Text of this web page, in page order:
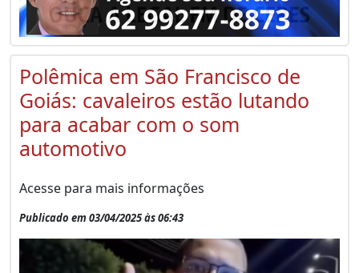
Polêmica em São Francisco de
Goiás: cavaleiros estão lutando
para acabar com o som
automotivo
Acesse para mais informações
Publicado em 03/04/2025 às 06:43